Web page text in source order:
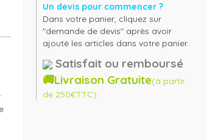
Un devis pour commencer ?
Dans votre panier, cliquez sur
"demande de devis" après avoir
ajouté les articles dans votre panier.
Satisfait ou remboursé
🚚Livraison Gratuite(à partir
de 250€TTC)